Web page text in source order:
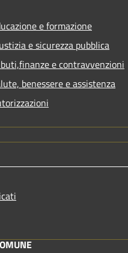
e formazione
e sicurezza pubblica
e contravvenzioni
benessere e assistenza